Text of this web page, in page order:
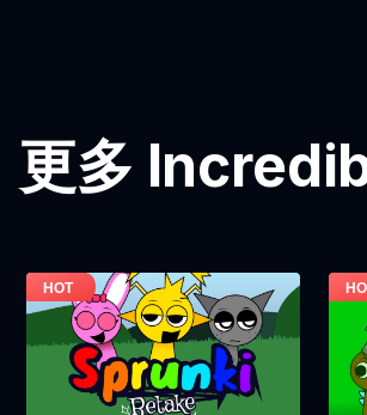
更多